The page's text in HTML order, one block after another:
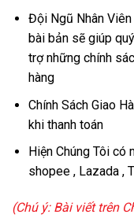
Đội Ngũ Nhân
bài bản sẽ giúp
trợ những chính
hàng
Chính Sách Giao
khi thanh toán
Hiện Chúng Tôi
shopee , Lazada ,
(Chú ý: Bài viết trên